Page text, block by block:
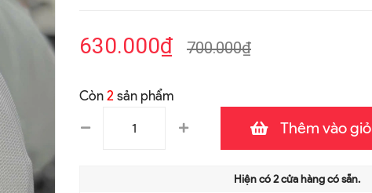
630.000₫ 700.000₫
Còn 2 sản phẩm
Thêm vào giỏ
Hiện có2cửa hàng có sẵn.